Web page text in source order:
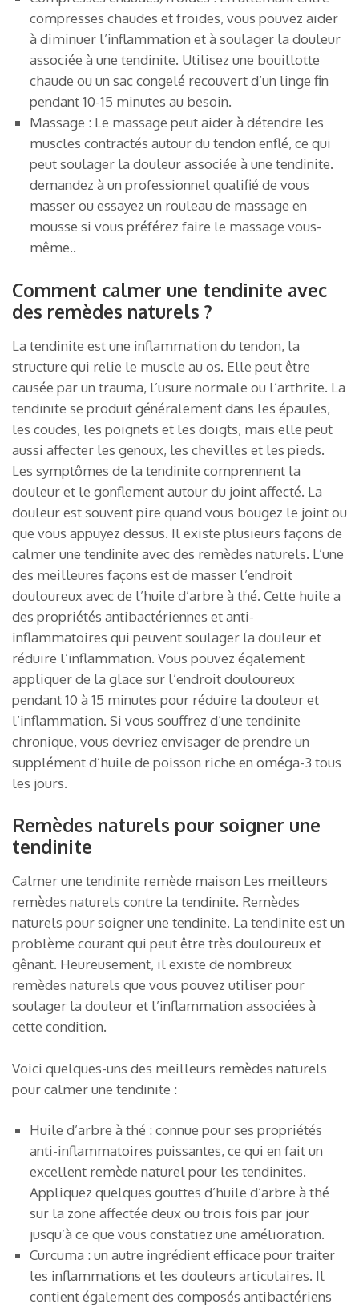
compresses chaudes et froides, vous pouvez aider
à diminuer l’inflammation et à soulager la douleur
associée à une tendinite. Utilisez une bouillotte
chaude ou un sac congelé recouvert d’un linge fin
pendant 10-15 minutes au besoin.
Massage : Le massage peut aider à détendre les
muscles contractés autour du tendon enflé, ce qui
peut soulager la douleur associée à une tendinite.
demandez à un professionnel qualifié de vous
masser ou essayez un rouleau de massage en
mousse si vous préférez faire le massage vous-
même..
Comment calmer une tendinite avec
des remèdes naturels ?
La tendinite est une inflammation du tendon, la
structure qui relie le muscle au os. Elle peut être
causée par un trauma, l’usure normale ou l’arthrite. La
tendinite se produit généralement dans les épaules,
les coudes, les poignets et les doigts, mais elle peut
aussi affecter les genoux, les chevilles et les pieds.
Les symptômes de la tendinite comprennent la
douleur et le gonflement autour du joint affecté. La
douleur est souvent pire quand vous bougez le joint ou
que vous appuyez dessus. Il existe plusieurs façons de
calmer une tendinite avec des remèdes naturels. L’une
des meilleures façons est de masser l’endroit
douloureux avec de l’huile d’arbre à thé. Cette huile a
des propriétés antibactériennes et anti-
inflammatoires qui peuvent soulager la douleur et
réduire l’inflammation. Vous pouvez également
appliquer de la glace sur l’endroit douloureux
pendant 10 à 15 minutes pour réduire la douleur et
l’inflammation. Si vous souffrez d’une tendinite
chronique, vous devriez envisager de prendre un
supplément d’huile de poisson riche en oméga-3 tous
les jours.
Remèdes naturels pour soigner une
tendinite
Calmer une tendinite remède maison Les meilleurs
remèdes naturels contre la tendinite. Remèdes
naturels pour soigner une tendinite. La tendinite est un
problème courant qui peut être très douloureux et
gênant. Heureusement, il existe de nombreux
remèdes naturels que vous pouvez utiliser pour
soulager la douleur et l’inflammation associées à
cette condition.
Voici quelques-uns des meilleurs remèdes naturels
pour calmer une tendinite :
Huile d’arbre à thé : connue pour ses propriétés
anti-inflammatoires puissantes, ce qui en fait un
excellent remède naturel pour les tendinites.
Appliquez quelques gouttes d’huile d’arbre à thé
sur la zone affectée deux ou trois fois par jour
jusqu’à ce que vous constatiez une amélioration.
Curcuma : un autre ingrédient efficace pour traiter
les inflammations et les douleurs articulaires. Il
contient également des composés antibactériens